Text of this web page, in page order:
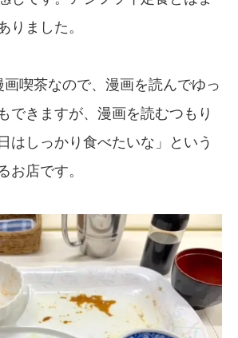
りました。
画喫茶なので、漫画を読んでゆっ
できますが、漫画を読むつもり
はしっかり食べたいな」という
お店です。